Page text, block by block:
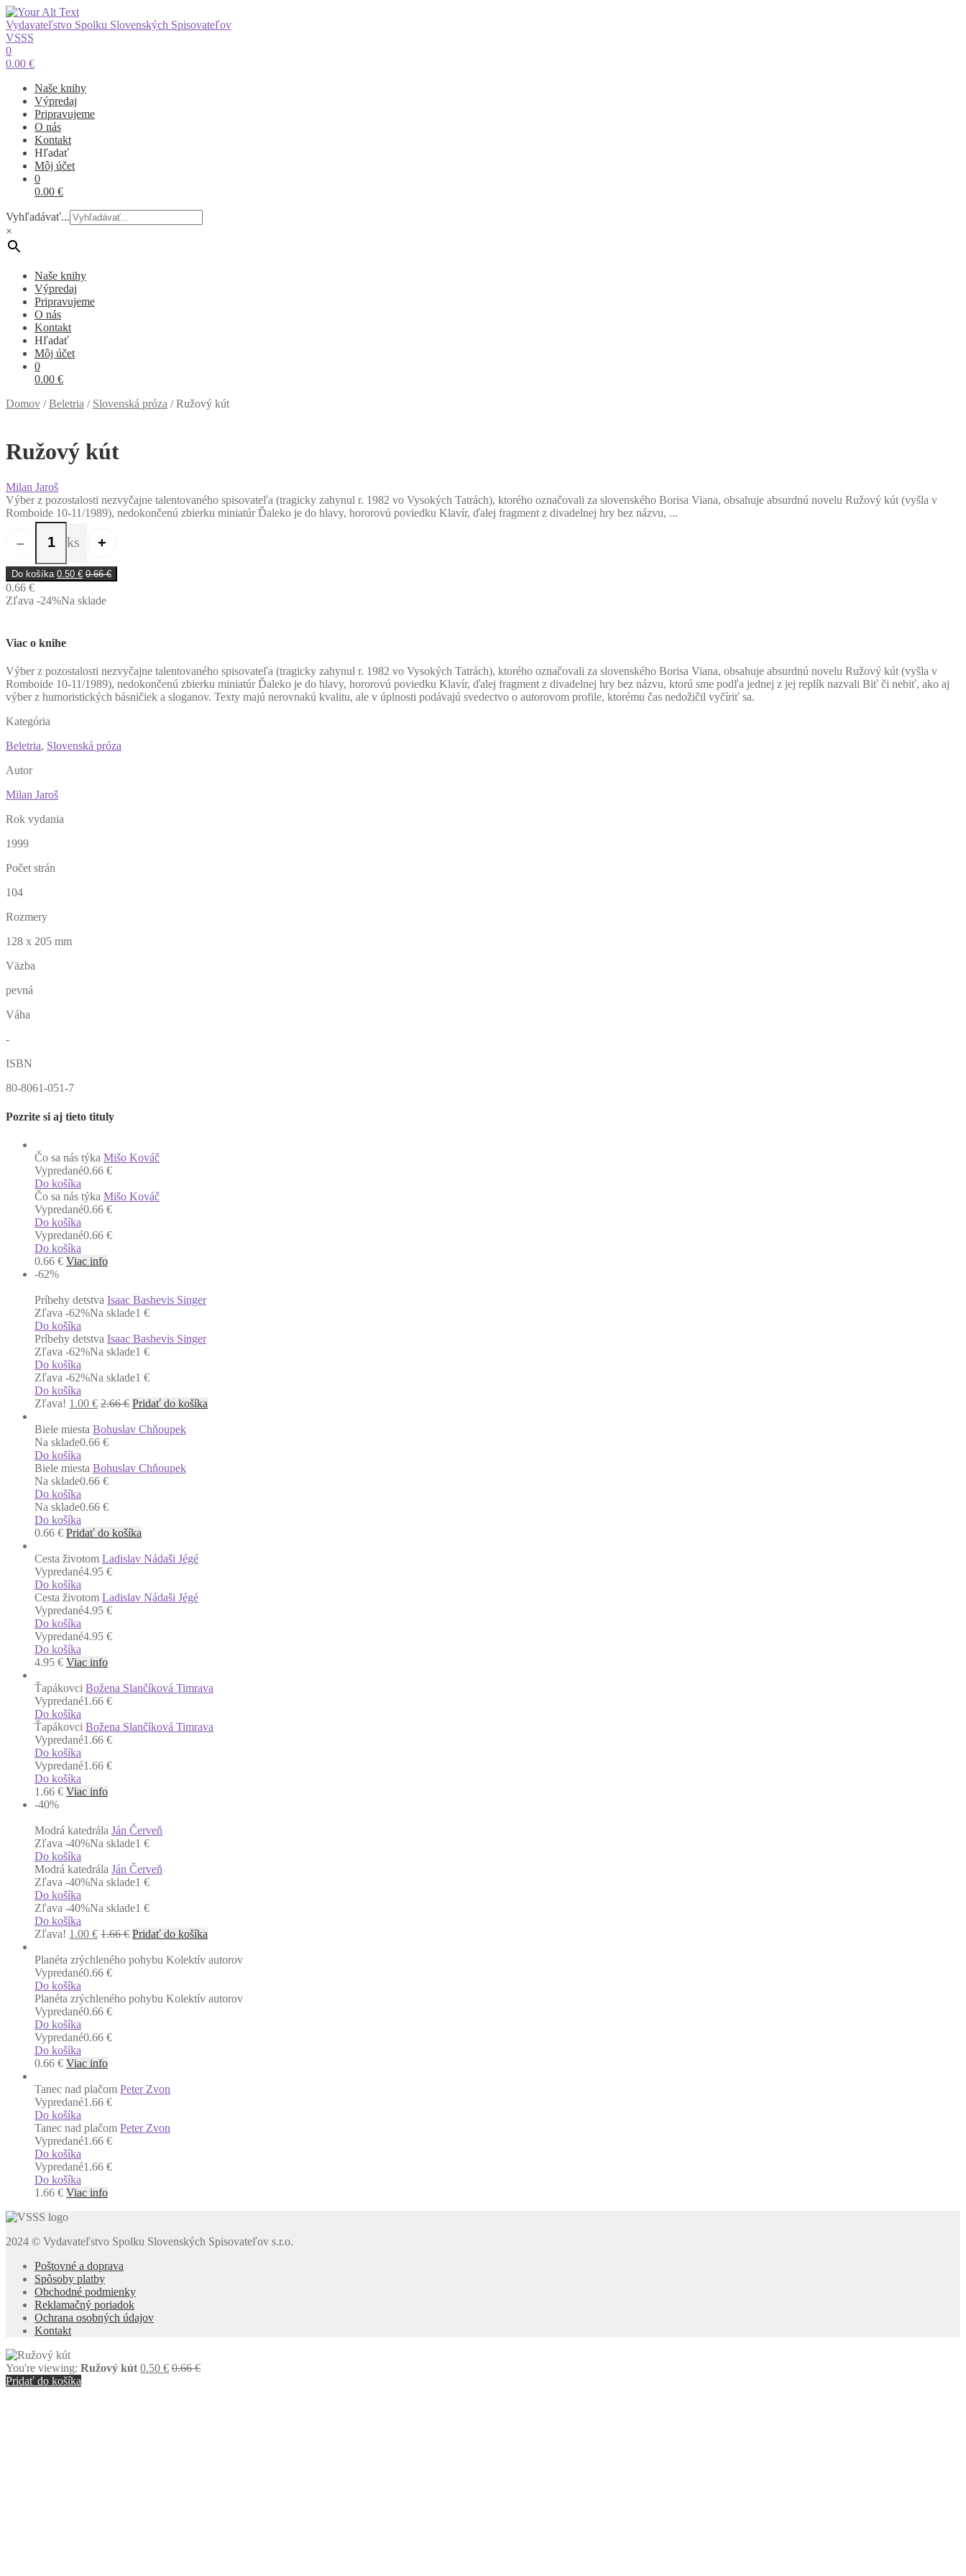
Vydavateľstvo Spolku Slovenských Spisovateľov
VSSS
0
0.00 €
Naše knihy
Výpredaj
Pripravujeme
O nás
Kontakt
Hľadať
Môj účet
0
0.00 €
Vyhľadávať...
×
Naše knihy
Výpredaj
Pripravujeme
O nás
Kontakt
Hľadať
Môj účet
0
0.00 €
Domov /Beletria / Slovenská próza /Ružový kút
Ružový kút
Milan Jaroš
Výber z pozostalosti nezvyčajne talentovaného spisovateľa (tragicky zahynul r. 1982 vo Vysokých Tatrách), ktorého označovali za slovenského Borisa Viana, obsahuje absurdnú novelu Ružový kút (vyšla v
Romboide 10-11/1989), nedokončenú zbierku miniatúr Ďaleko je do hlavy, hororovú poviedku Klavír, ďalej fragment z divadelnej hry bez názvu, ...
–
množstvo Ružový kút
ks +
Do košíka 0.50 € 0.66€
0.66 €
Zľava -24%Na sklade
Viac o knihe
Výber z pozostalosti nezvyčajne talentovaného spisovateľa (tragicky zahynul r. 1982 vo Vysokých Tatrách), ktorého označovali za slovenského Borisa Viana, obsahuje absurdnú novelu Ružový kút (vyšla v
Romboide 10-11/1989), nedokončenú zbierku miniatúr Ďaleko je do hlavy, hororovú poviedku Klavír, ďalej fragment z divadelnej hry bez názvu, ktorú sme podľa jednej z jej replík nazvali Biť či nebiť, ako aj
výber z humoristických básničiek a sloganov. Texty majú nerovnakú kvalitu, ale v úplnosti podávajú svedectvo o autorovom profile, ktorému čas nedožičil vyčíriť sa.
Kategória
Beletria, Slovenská próza
Autor
Milan Jaroš
Rok vydania
1999
Počet strán
104
Rozmery
128 x 205 mm
Väzba
pevná
Váha
-
ISBN
80-8061-051-7
Pozrite si aj tieto tituly
Čo sa nás týka Mišo Kováč
Vypredané0.66 €
Do košíka
Čo sa nás týka Mišo Kováč
Vypredané0.66 €
Do košíka
Vypredané0.66 €
Do košíka
0.66 € Viac info
-62%
Príbehy detstva Isaac Bashevis Singer
Zľava -62%Na sklade1 €
Do košíka
Príbehy detstva Isaac Bashevis Singer
Zľava -62%Na sklade1 €
Do košíka
Zľava -62%Na sklade1 €
Do košíka
Zľava! 1.00 € 2.66€ Pridať do košíka
Biele miesta Bohuslav Chňoupek
Na sklade0.66 €
Do košíka
Biele miesta Bohuslav Chňoupek
Na sklade0.66 €
Do košíka
Na sklade0.66 €
Do košíka
0.66 € Pridať do košíka
Cesta životom Ladislav Nádaši Jégé
Vypredané4.95 €
Do košíka
Cesta životom Ladislav Nádaši Jégé
Vypredané4.95 €
Do košíka
Vypredané4.95 €
Do košíka
4.95 € Viac info
Ťapákovci Božena Slančíková Timrava
Vypredané1.66 €
Do košíka
Ťapákovci Božena Slančíková Timrava
Vypredané1.66 €
Do košíka
Vypredané1.66 €
Do košíka
1.66 € Viac info
-40%
Modrá katedrála Ján Červeň
Zľava -40%Na sklade1 €
Do košíka
Modrá katedrála Ján Červeň
Zľava -40%Na sklade1 €
Do košíka
Zľava -40%Na sklade1 €
Do košíka
Zľava! 1.00 € 1.66€ Pridať do košíka
Planéta zrýchleného pohybu Kolektív autorov
Vypredané0.66 €
Do košíka
Planéta zrýchleného pohybu Kolektív autorov
Vypredané0.66 €
Do košíka
Vypredané0.66 €
Do košíka
0.66 € Viac info
Tanec nad plačom Peter Zvon
Vypredané1.66 €
Do košíka
Tanec nad plačom Peter Zvon
Vypredané1.66 €
Do košíka
Vypredané1.66 €
Do košíka
1.66 € Viac info
2024 © Vydavateľstvo Spolku Slovenských Spisovateľov s.r.o.
Poštovné a doprava
Spôsoby platby
Obchodné podmienky
Reklamačný poriadok
Ochrana osobných údajov
Kontakt
You're viewing: Ružový kút 0.50 € 0.66€
Pridať do košíka